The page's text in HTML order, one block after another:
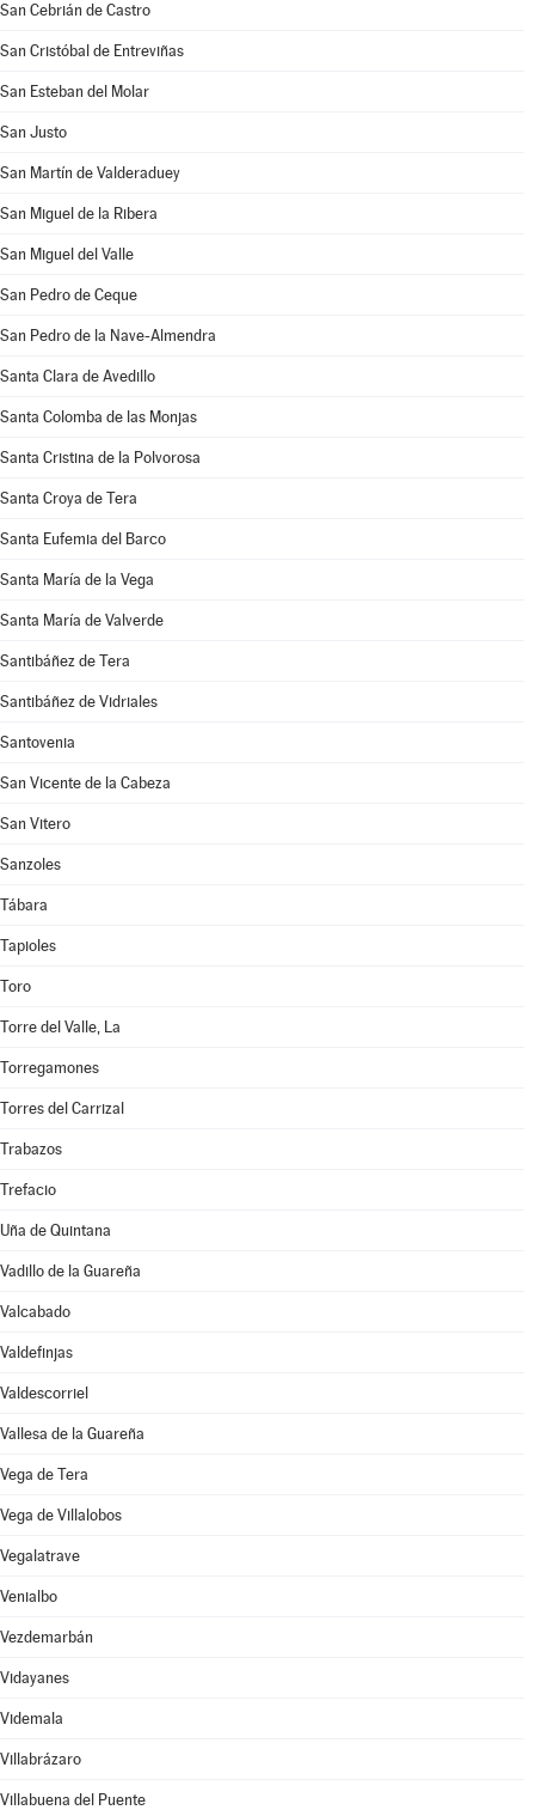
San Cebrián de Castro
San Cristóbal de Entreviñas
San Esteban del Molar
San Justo
San Martín de Valderaduey
San Miguel de la Ribera
San Miguel del Valle
San Pedro de Ceque
San Pedro de la Nave-Almendra
Santa Clara de Avedillo
Santa Colomba de las Monjas
Santa Cristina de la Polvorosa
Santa Croya de Tera
Santa Eufemia del Barco
Santa María de la Vega
Santa María de Valverde
Santibáñez de Tera
Santibáñez de Vidriales
Santovenia
San Vicente de la Cabeza
San Vitero
Sanzoles
Tábara
Tapioles
Toro
Torre del Valle, La
Torregamones
Torres del Carrizal
Trabazos
Trefacio
Uña de Quintana
Vadillo de la Guareña
Valcabado
Valdefinjas
Valdescorriel
Vallesa de la Guareña
Vega de Tera
Vega de Villalobos
Vegalatrave
Venialbo
Vezdemarbán
Vidayanes
Videmala
Villabrázaro
Villabuena del Puente